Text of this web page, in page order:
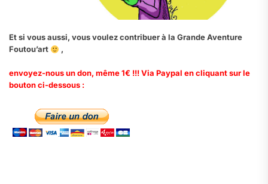
Et si vous aussi, vous voulez contribuer à la Grande Aventure
Foutou’art
,
envoyez-nous un don, même 1€ !!! Via Paypal en cliquant sur le
bouton ci-dessous :